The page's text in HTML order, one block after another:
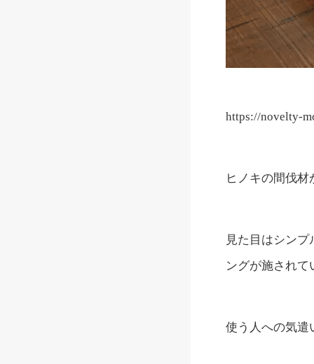
https://novelty-
ヒノキの間伐
見た目はシン
ングが施されて
使う人への気遣